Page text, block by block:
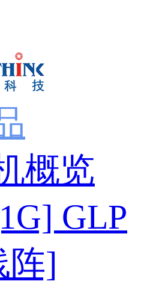
概览
GLP
阵]